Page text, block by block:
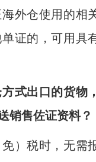
外仓使用的相
证的，可用具
出口的货物
销售佐证资料？
税时，无需